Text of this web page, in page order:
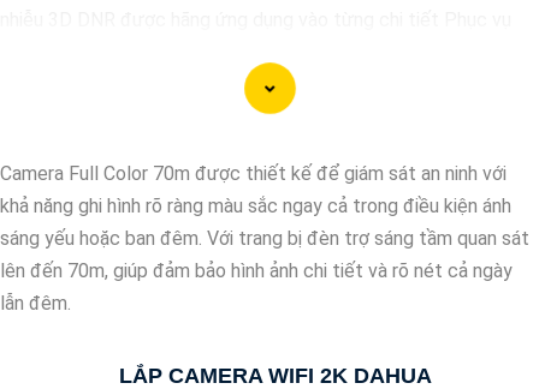
Với tính năng chống nhiễu 3D DNR camera sẽ giúp bạn quan sát
sáng yếu hoặc độ nhiễu cao. Với Những Trang bị cao cấp làm
cho việc giám sát, quan sát trở nên dễ dàng và chính xác hơn.
Camera Full Color 70m được thiết kế để giám sát an ninh với
khả năng ghi hình rõ ràng màu sắc ngay cả trong điều kiện ánh
sáng yếu hoặc ban đêm. Với trang bị đèn trợ sáng tầm quan sát
lên đến 70m, giúp đảm bảo hình ảnh chi tiết và rõ nét cả ngày
lẫn đêm.
LẮP CAMERA WIFI 2K DAHUA